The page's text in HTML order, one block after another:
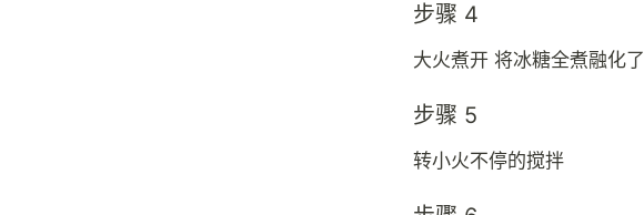
步骤 4
大火煮开 将冰糖全煮融化了
步骤 5
转小火不停的搅拌